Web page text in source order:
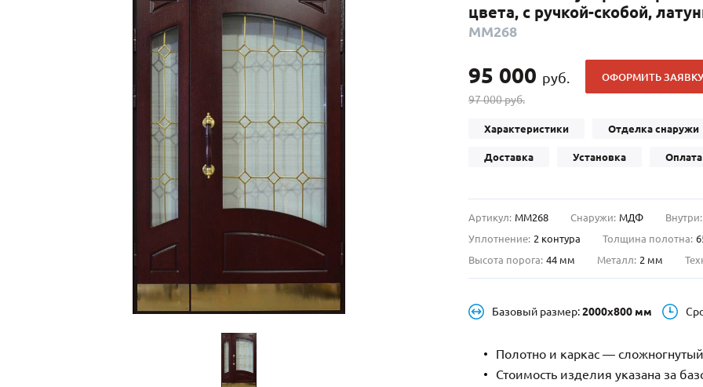
С выдавленным рисунком
С металлобагетом(571)
С геометрическим рисунком
С реечным дизайном(29)
Для дачи
Для бани
Для общественных зданий
Для электрощитовой
В лифтовые холлы
С отбойником(91)
С импостами(73)
С карнизом (207)
В современном стиле(183)
цвета, с ручкой-скобой,
ММ268
95 000 руб.
97 000 руб.
ОФОРМИТЬ ЗАЯВКУ
Характеристики Отделка снаружи
Доставка Установка Оплата
Артикул: ММ268 Снаружи: МДФ Внутри:
Уплотнение: 2 контура Толщина полотна:
Высота порога: 44 мм Металл: 2 мм
Базовый размер:2000х800 мм
Полотно и каркас —
Стоимость изделия указана за